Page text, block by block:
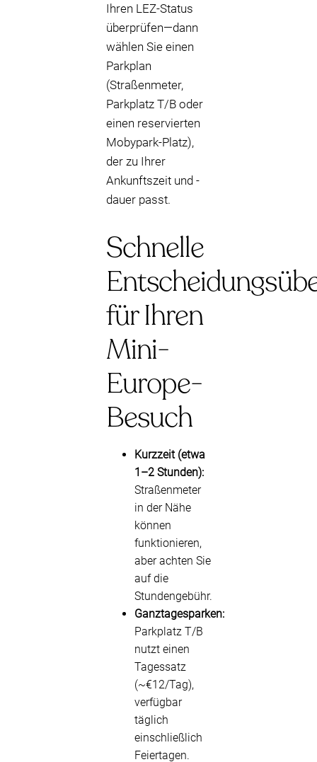
Ihren LEZ-Status
überprüfen—dann
wählen Sie einen
Parkplan
(Straßenmeter,
Parkplatz T/B oder
einen reservierten
Mobypark-Platz),
der zu Ihrer
Ankunftszeit und -
dauer passt.
Schnelle
für Ihren
Mini-
Europe-
Besuch
Kurzzeit (etwa
1–2 Stunden):
Straßenmeter
in der Nähe
können
funktionieren,
aber achten Sie
auf die
Stundengebühr.
Ganztagesparken:
Parkplatz T/B
nutzt einen
Tagessatz
(~€12/Tag),
verfügbar
täglich
einschließlich
Feiertagen.